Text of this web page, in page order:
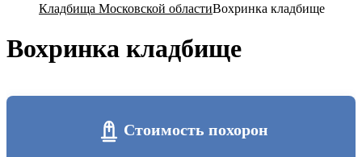
Кладбища Московской областиВохринка кладбище
Вохринка кладбище
Стоимость похорон